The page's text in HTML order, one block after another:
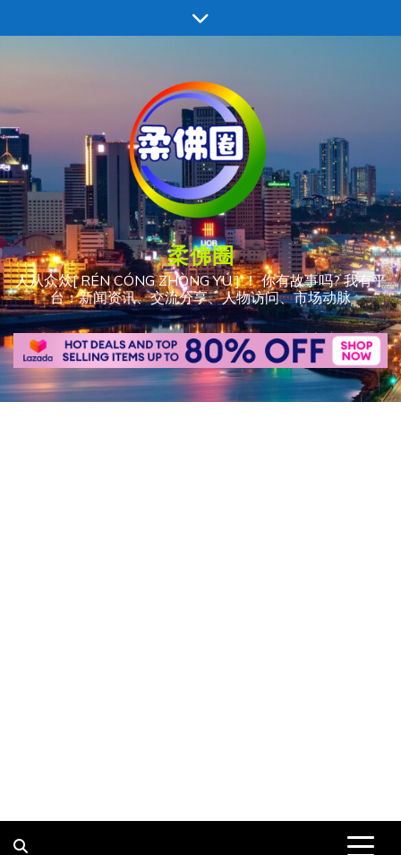
至
柔佛圈
人从众𠈌[ RÉN CÓNG ZHÒNG YÚ ] ！ 你有故事吗? 我有平
台：新闻资讯、交流分享、人物访问、市场动脉